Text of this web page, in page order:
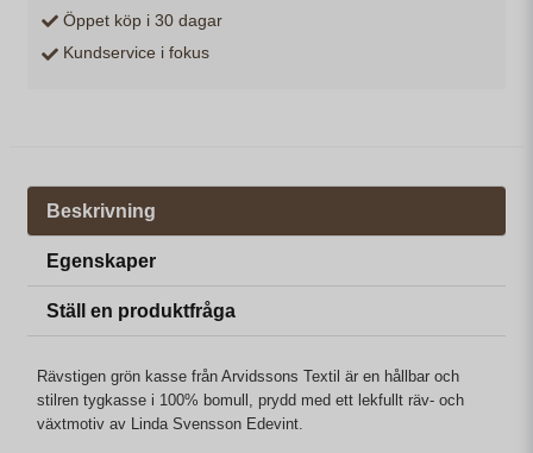
Öppet köp i 30 dagar
Kundservice i fokus
Beskrivning
Egenskaper
Ställ en produktfråga
Rävstigen grön kasse från Arvidssons Textil är en hållbar och
stilren tygkasse i 100% bomull, prydd med ett lekfullt räv- och
växtmotiv av Linda Svensson Edevint.